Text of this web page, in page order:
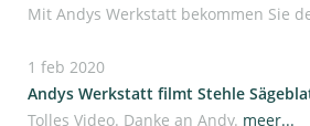
Mit Andys Werkstatt bekommen Sie
1 feb 2020
Andys Werkstatt filmt Stehle
Tolles Video. Danke an Andy. meer...